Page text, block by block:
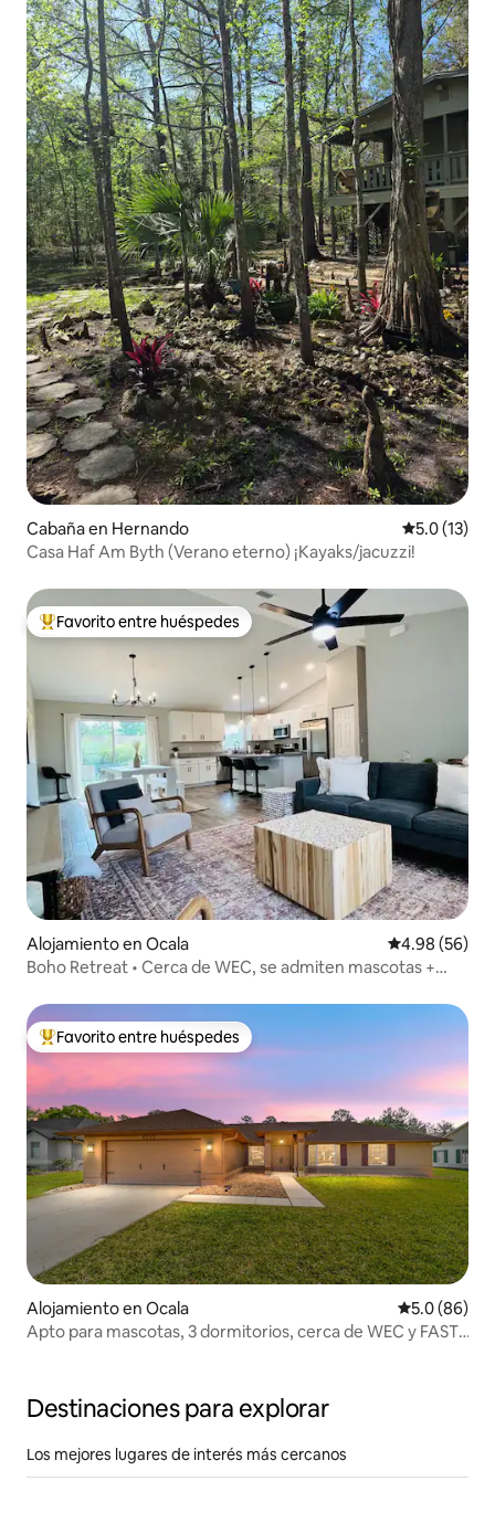
Cabaña en Hernando Calificación
5.0 (13)
Casa Haf Am Byth (Verano eterno) ¡Kayaks/jacuzzi!
Favorito entre huéspedes preferido
Favorito entre huéspedes
Alojamiento en Ocala Calificación
4.98 (56)
Boho Retreat • Cerca de WEC, se admiten mascotas +
Favorito entre huéspedes preferido
Favorito entre huéspedes
Alojamiento en Ocala Calificación
5.0 (86)
Apto para mascotas, 3 dormitorios, cerca de WEC y FAST,
Destinaciones para explorar
Los mejores lugares de interés más cercanos